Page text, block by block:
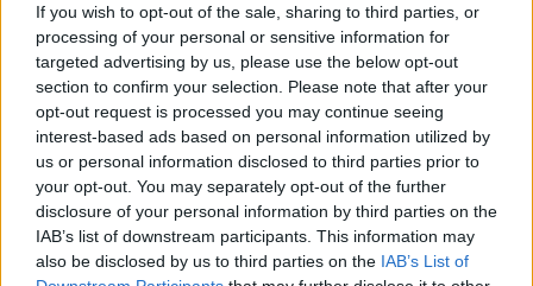
If you wish to opt-out of the sale, sharing to third parties, or
processing of your personal or sensitive information for
targeted advertising by us, please use the below opt-out
section to confirm your selection. Please note that after your
opt-out request is processed you may continue seeing
interest-based ads based on personal information utilized by
us or personal information disclosed to third parties prior to
your opt-out. You may separately opt-out of the further
disclosure of your personal information by third parties on the
IAB’s list of downstream participants. This information may
also be disclosed by us to third parties on the IAB’s List of
Hasonló sorozatok
SOROZAT SOROZAT